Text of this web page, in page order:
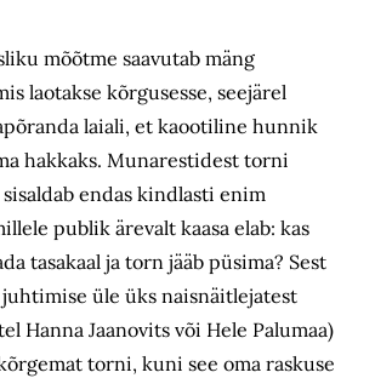
mõõtme saavutab mäng
laotakse kõrgusesse, seejärel
laiali, et kaootiline hunnik
hakkaks. Muna­restidest torni
endas kindlasti enim
publik ärevalt kaasa elab: kas
tasakaal ja torn jääb püsima? Sest
üle üks naisnäitlejatest
Hanna Jaanovits või Hele Palumaa)
torni, kuni see oma raskuse